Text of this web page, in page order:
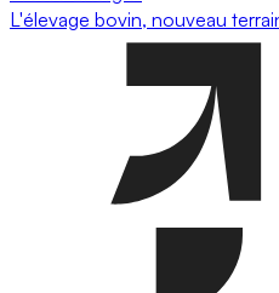
L'élevage bovin, nouveau